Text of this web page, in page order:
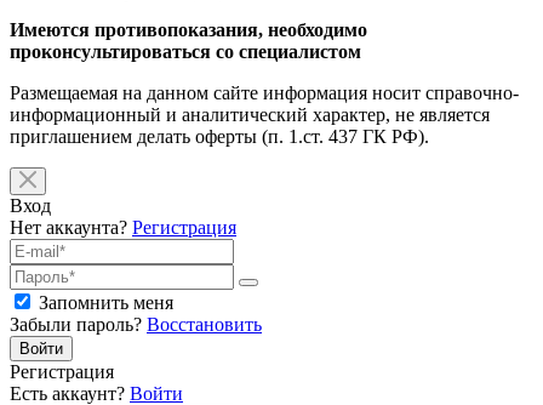
Имеются противопоказания, необходимо
проконсультироваться со специалистом
Размещаемая на данном сайте информация носит справочно-
информационный и аналитический характер, не является
приглашением делать оферты (п. 1.ст. 437 ГК РФ).
Вход
Нет аккаунта? Регистрация
Запомнить меня
Забыли пароль? Восстановить
Войти
Регистрация
Есть аккаунт? Войти